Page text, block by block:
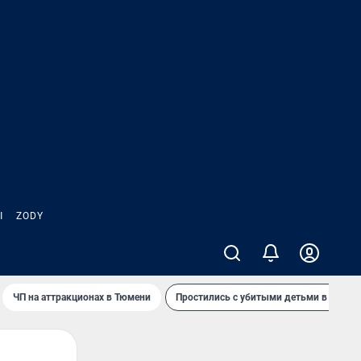
ZODY
ЧП на аттракционах в Тюмени Простились с убитыми детьми в